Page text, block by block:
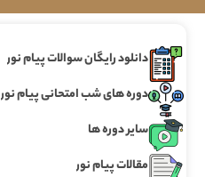
دانلود رایگان سوالات پیام نور
دوره های شب امتحانی پیام نور
سایر دوره ها
مقالات پیام نور